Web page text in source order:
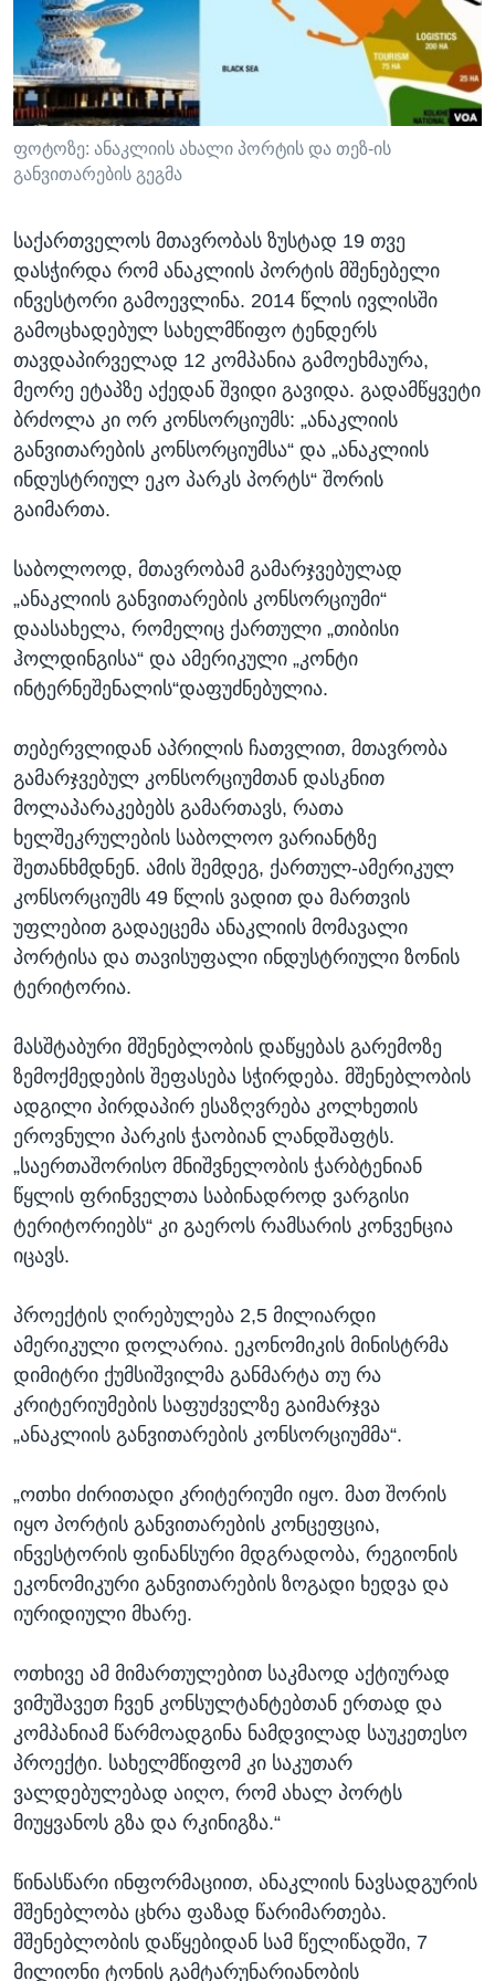
ᲡᲢᲣᲓᲘᲐ ᲕᲐᲨᲘᲜᲒᲢᲝᲜᲘ
ᲔᲙᲝᲜᲝᲛᲘᲙᲐ
ᲯᲐᲜᲛᲠᲗᲔᲚᲝᲑᲐ
ᲛᲔᲪᲜᲘᲔᲠᲔᲑᲐ
ᲘᲜᲢᲔᲠᲕᲘᲣ
ᲙᲣᲚᲢᲣᲠᲐ
ᲓᲔᲖᲘᲜᲤᲝᲠᲛᲐᲪᲘᲐ
Learning English
ᲗᲕᲐᲚᲘ ᲒᲕᲐᲓᲔᲕᲜᲔᲗ
ფოტოზე: ანაკლიის ახალი პორტის და თეზ-ის
განვითარების გეგმა
საქართველოს მთავრობას ზუსტად 19 თვე
დასჭირდა რომ ანაკლიის პორტის მშენებელი
ინვესტორი გამოევლინა. 2014 წლის ივლისში
გამოცხადებულ სახელმწიფო ტენდერს
თავდაპირველად 12 კომპანია გამოეხმაურა,
მეორე ეტაპზე აქედან შვიდი გავიდა. გადამწყვეტი
ბრძოლა კი ორ კონსორციუმს: „ანაკლიის
განვითარების კონსორციუმსა“ და „ანაკლიის
ინდუსტრიულ ეკო პარკს პორტს“ შორის
გაიმართა.
საბოლოოდ, მთავრობამ გამარჯვებულად
„ანაკლიის განვითარების კონსორციუმი“
დაასახელა, რომელიც ქართული „თიბისი
ჰოლდინგისა“ და ამერიკული „კონტი
ინტერნეშენალის“დაფუძნებულია.
თებერვლიდან აპრილის ჩათვლით, მთავრობა
გამარჯვებულ კონსორციუმთან დასკნით
მოლაპარაკებებს გამართავს, რათა
ხელშეკრულების საბოლოო ვარიანტზე
შეთანხმდნენ. ამის შემდეგ, ქართულ-ამერიკულ
კონსორციუმს 49 წლის ვადით და მართვის
უფლებით გადაეცემა ანაკლიის მომავალი
პორტისა და თავისუფალი ინდუსტრიული ზონის
ტერიტორია.
მასშტაბური მშენებლობის დაწყებას გარემოზე
ზემოქმედების შეფასება სჭირდება. მშენებლობის
ადგილი პირდაპირ ესაზღვრება კოლხეთის
ეროვნული პარკის ჭაობიან ლანდშაფტს.
„საერთაშორისო მნიშვნელობის ჭარბტენიან
წყლის ფრინველთა საბინადროდ ვარგისი
ტერიტორიებს“ კი გაეროს რამსარის კონვენცია
იცავს.
პროექტის ღირებულება 2,5 მილიარდი
ამერიკული დოლარია. ეკონომიკის მინისტრმა
დიმიტრი ქუმსიშვილმა განმარტა თუ რა
კრიტერიუმების საფუძველზე გაიმარჯვა
„ანაკლიის განვითარების კონსორციუმმა“.
„ოთხი ძირითადი კრიტერიუმი იყო. მათ შორის
იყო პორტის განვითარების კონცეფცია,
ინვესტორის ფინანსური მდგრადობა, რეგიონის
ეკონომიკური განვითარების ზოგადი ხედვა და
იურიდიული მხარე.
ოთხივე ამ მიმართულებით საკმაოდ აქტიურად
ვიმუშავეთ ჩვენ კონსულტანტებთან ერთად და
კომპანიამ წარმოადგინა ნამდვილად საუკეთესო
პროექტი. სახელმწიფომ კი საკუთარ
ვალდებულებად აიღო, რომ ახალ პორტს
მიუყვანოს გზა და რკინიგზა.“
წინასწარი ინფორმაციით, ანაკლიის ნავსადგურის
მშენებლობა ცხრა ფაზად წარიმართება.
მშენებლობის დაწყებიდან სამ წელიწადში, 7
მილიონი ტონის გამტარუნარიანობის